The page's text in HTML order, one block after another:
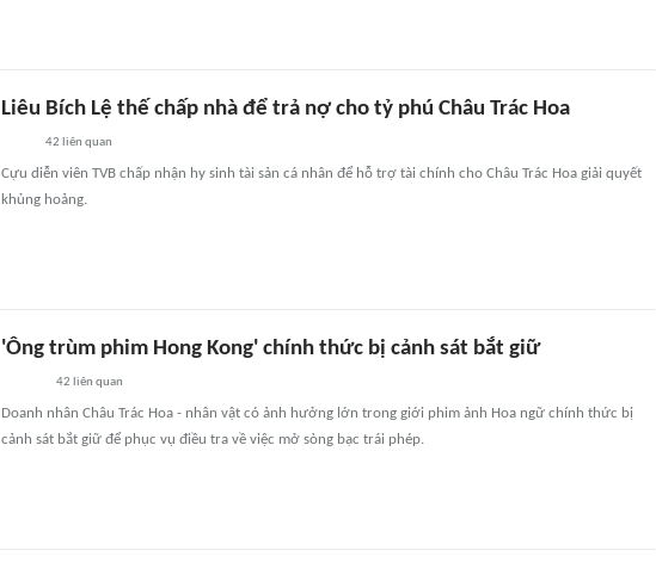
Liêu Bích Lệ thế chấp nhà để trả nợ cho tỷ phú Châu Trác Hoa
42 liên quan
Cựu diễn viên TVB chấp nhận hy sinh tài sản cá nhân để hỗ trợ tài chính cho Châu Trác Hoa giải quyết
khủng hoảng.
'Ông trùm phim Hong Kong' chính thức bị cảnh sát bắt giữ
42 liên quan
Doanh nhân Châu Trác Hoa - nhân vật có ảnh hưởng lớn trong giới phim ảnh Hoa ngữ chính thức bị
cảnh sát bắt giữ để phục vụ điều tra về việc mở sòng bạc trái phép.